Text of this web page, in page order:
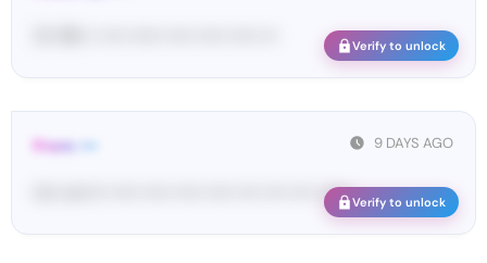
Verify to unlock
9 DAYS AGO
From: •••
im• ve••••• ••••• ••••• ••••• ••••• •••• •••• •••• •••••• Verify to unlock